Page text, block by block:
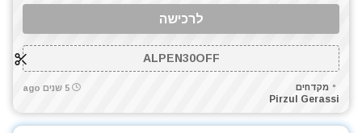
תיקי כלי עבודה
לרכישה
ALPEN30OFF
מקדחים
Pirzul Gerassi
5 שנים ago